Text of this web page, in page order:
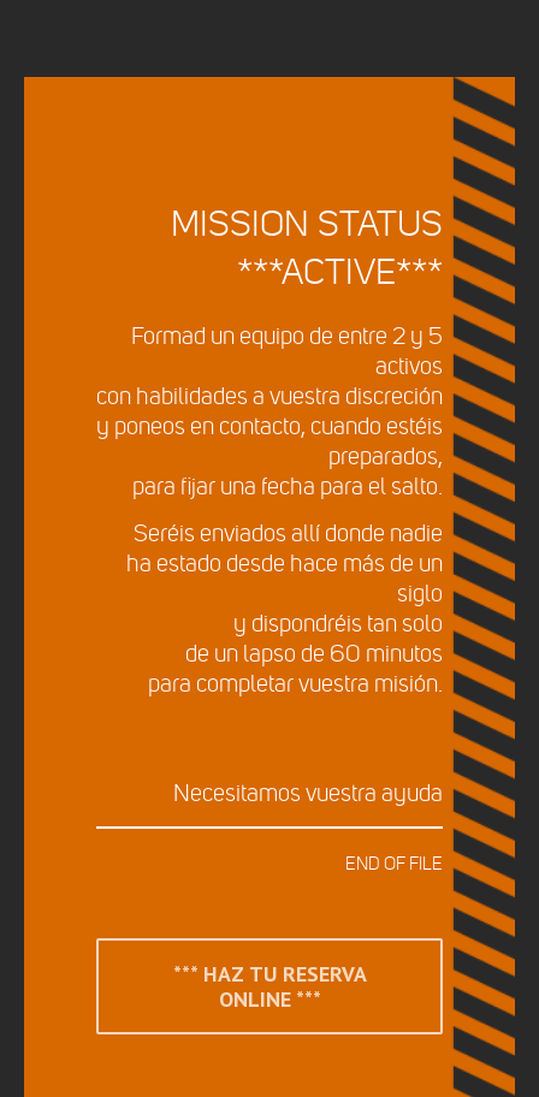
MISSION STATUS
***ACTIVE***
Formad un equipo de entre 2 y 5
activos
con habilidades a vuestra discreción
y poneos en contacto, cuando estéis
preparados,
para fijar una fecha para el salto.
Seréis enviados allí donde nadie
ha estado desde hace más de un
siglo
y dispondréis tan solo
de un lapso de 60 minutos
para completar vuestra misión.
Necesitamos vuestra ayuda
END OF FILE
*** HAZ TU RESERVA
ONLINE ***